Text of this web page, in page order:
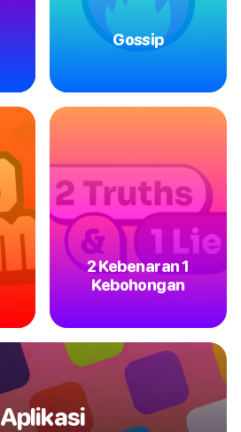
Gossip
2 Kebenaran 1
Kebohongan
Aplikasi